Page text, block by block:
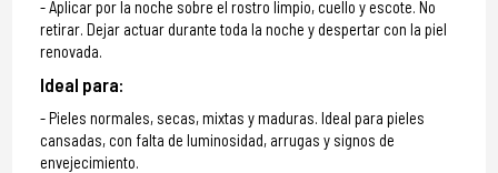
Aplicar por la noche sobre el rostro limpio, cuello y escote. No
retirar. Dejar actuar durante toda la noche y despertar con la piel
renovada.
Ideal para:
Pieles normales, secas, mixtas y maduras. Ideal para pieles
cansadas, con falta de luminosidad, arrugas y signos de
envejecimiento.